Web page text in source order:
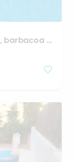
​,​ barbacoa y